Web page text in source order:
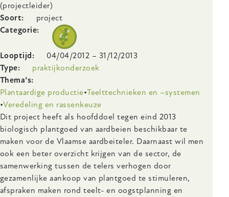
in
biologische
tuinbouw:
grauwe
schimmel
cinerea)
in
aardbeien
(projectleider)
Soort
project
Categorie
Looptijd 04/04/2012 – 31/12/2013
Type
praktijkonderzoek
Thema’s
Plantaardige productie Teelttechnieken en –systemen
Veredeling en rassenkeuze
Body
Dit project heeft als hoofddoel tegen eind 2013
biologisch plantgoed van aardbeien beschikbaar te
maken voor de Vlaamse aardbeiteler. Daarnaast wil men
ook een beter overzicht krijgen van de sector, de
samenwerking tussen de telers verhogen door
gezamenlijke aankoop van plantgoed te stimuleren,
afspraken maken rond teelt- en oogstplanning en